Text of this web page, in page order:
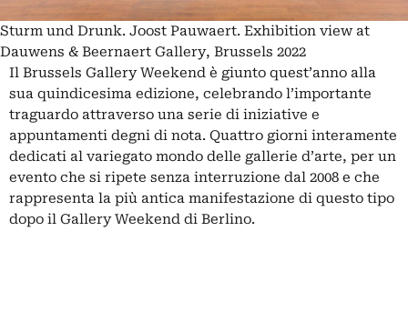
Sturm und Drunk. Joost Pauwaert. Exhibition view at
Dauwens & Beernaert Gallery, Brussels 2022
Il Brussels Gallery Weekend è giunto quest’anno alla
sua quindicesima edizione, celebrando l’importante
traguardo attraverso una serie di iniziative e
appuntamenti degni di nota. Quattro giorni interamente
dedicati al variegato mondo delle gallerie d’arte, per un
evento che si ripete senza interruzione dal 2008 e che
rappresenta la più antica manifestazione di questo tipo
dopo il Gallery Weekend di Berlino.